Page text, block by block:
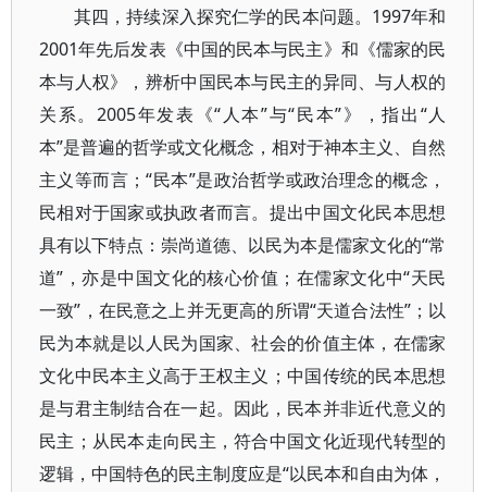
其四，持续深入探究仁学的民本问题。1997年和
2001年先后发表《中国的民本与民主》和《儒家的民
本与人权》，辨析中国民本与民主的异同、与人权的
关系。2005年发表《“人本”与“民本”》，指出“人
本”是普遍的哲学或文化概念，相对于神本主义、自然
主义等而言；“民本”是政治哲学或政治理念的概念，
民相对于国家或执政者而言。提出中国文化民本思想
具有以下特点：崇尚道德、以民为本是儒家文化的“常
道”，亦是中国文化的核心价值；在儒家文化中“天民
一致”，在民意之上并无更高的所谓“天道合法性”；以
民为本就是以人民为国家、社会的价值主体，在儒家
文化中民本主义高于王权主义；中国传统的民本思想
是与君主制结合在一起。因此，民本并非近代意义的
民主；从民本走向民主，符合中国文化近现代转型的
逻辑，中国特色的民主制度应是“以民本和自由为体，